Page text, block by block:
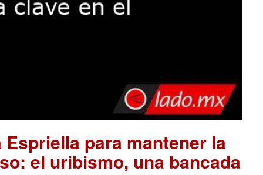
para mantener la
el uribismo, una bancada